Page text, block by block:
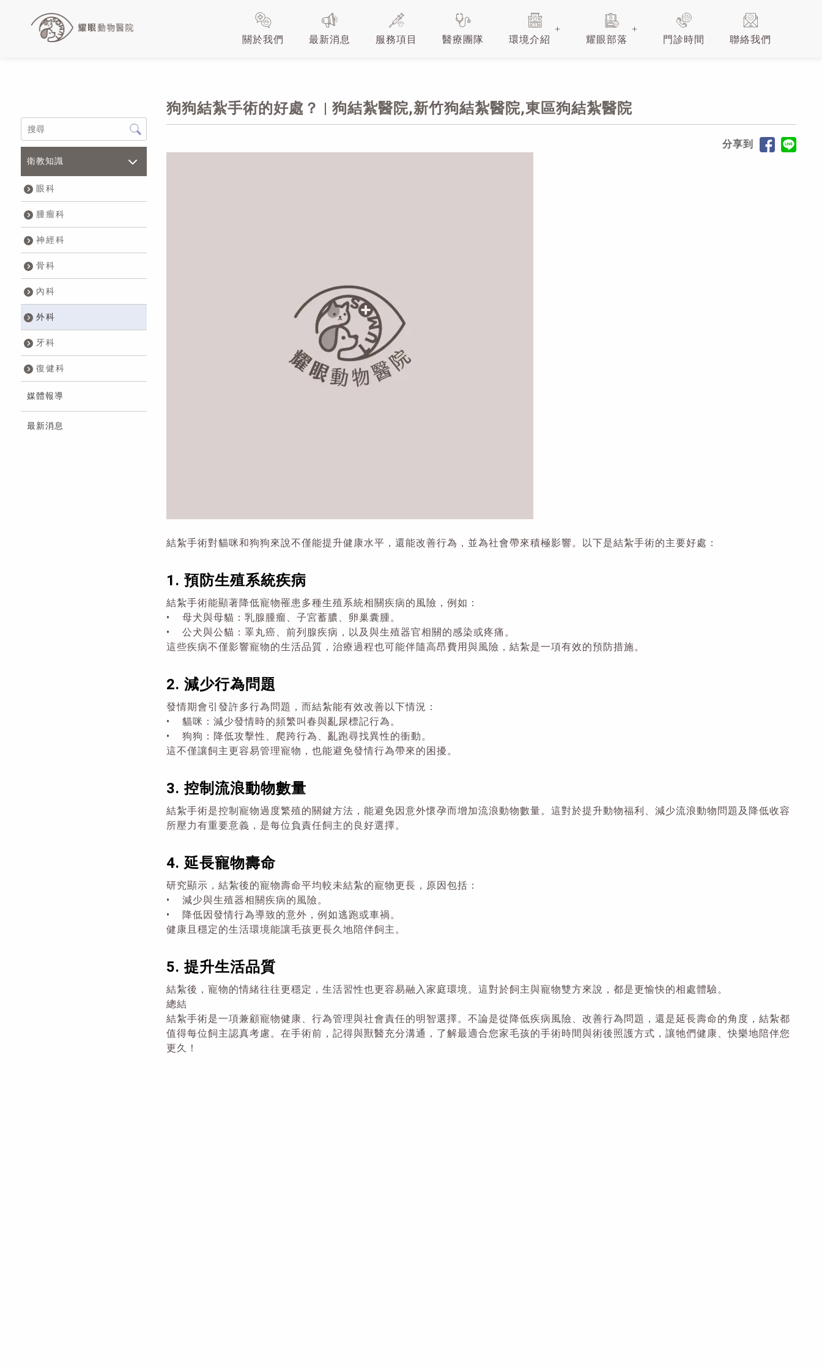
關於我們 最新消息 服務項目 醫療團隊 環境介紹 耀眼部落 門診時間 聯絡我們
衛教知識
眼科
腫瘤科
神經科
骨科
內科
外科
牙科
復健科
媒體報導
最新消息
狗狗結紮手術的好處？ | 狗結紮醫院,新竹狗結紮醫院,東區狗結紮醫院
分享到
結紮手術對貓咪和狗狗來說不僅能提升健康水平，還能改善行為，並為社會帶來積極影響。以下是結紮手術的主要好處：
1. 預防生殖系統疾病
結紮手術能顯著降低寵物罹患多種生殖系統相關疾病的風險，例如：
• 母犬與母貓：乳腺腫瘤、子宮蓄膿、卵巢囊腫。
• 公犬與公貓：睪丸癌、前列腺疾病，以及與生殖器官相關的感染或疼痛。
這些疾病不僅影響寵物的生活品質，治療過程也可能伴隨高昂費用與風險，結紮是一項有效的預防措施。
2. 減少行為問題
發情期會引發許多行為問題，而結紮能有效改善以下情況：
• 貓咪：減少發情時的頻繁叫春與亂尿標記行為。
• 狗狗：降低攻擊性、爬跨行為、亂跑尋找異性的衝動。
這不僅讓飼主更容易管理寵物，也能避免發情行為帶來的困擾。
3. 控制流浪動物數量
結紮手術是控制寵物過度繁殖的關鍵方法，能避免因意外懷孕而增加流浪動物數量。這對於提升動物福利、減少流浪動物問題及降低收容
所壓力有重要意義，是每位負責任飼主的良好選擇。
4. 延長寵物壽命
研究顯示，結紮後的寵物壽命平均較未結紮的寵物更長，原因包括：
• 減少與生殖器相關疾病的風險。
• 降低因發情行為導致的意外，例如逃跑或車禍。
健康且穩定的生活環境能讓毛孩更長久地陪伴飼主。
5. 提升生活品質
結紮後，寵物的情緒往往更穩定，生活習性也更容易融入家庭環境。這對於飼主與寵物雙方來說，都是更愉快的相處體驗。
總結
結紮手術是一項兼顧寵物健康、行為管理與社會責任的明智選擇。不論是從降低疾病風險、改善行為問題，還是延長壽命的角度，結紮都
值得每位飼主認真考慮。在手術前，記得與獸醫充分溝通，了解最適合您家毛孩的手術時間與術後照護方式，讓牠們健康、快樂地陪伴您
更久！